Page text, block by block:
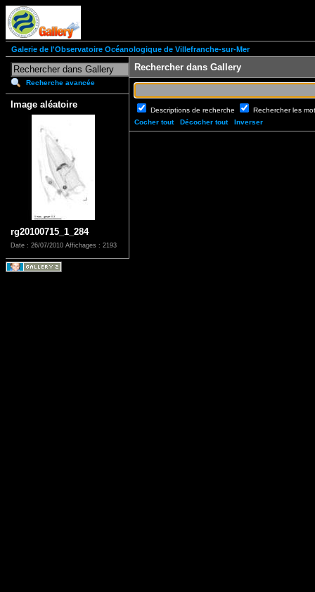
Galerie de l'Observatoire Océanologique de Villefranche-sur-Mer
Recherche avancée
Image aléatoire
rg20100715_1_284
Date : 26/07/2010 Affichages : 2193
Rechercher dans Gallery
Descriptions de recherche
Rechercher les
Cocher tout
Décocher tout Inverser